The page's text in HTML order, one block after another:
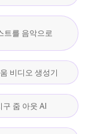
트를 음악으로
비디오 생성기
구 줌 아웃 AI